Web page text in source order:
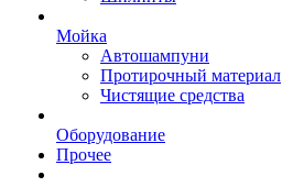
Мойка
Автошампуни
Протирочный материал
Чистящие средства
Оборудование
Прочее